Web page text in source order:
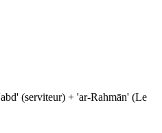
(serviteur) + 'ar‑Rahmān' (Le